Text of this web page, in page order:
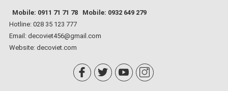
Mobile: 0911 71 71 78
Mobile: 0932 649 279
Hotline: 028 35 123 777
Email: decoviet456@gmail.com
Website: decoviet.com